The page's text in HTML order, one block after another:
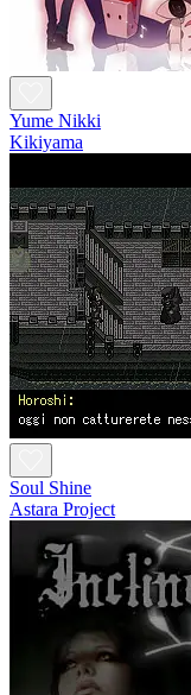
Yume Nikki
Kikiyama
Soul Shine
Astara Project